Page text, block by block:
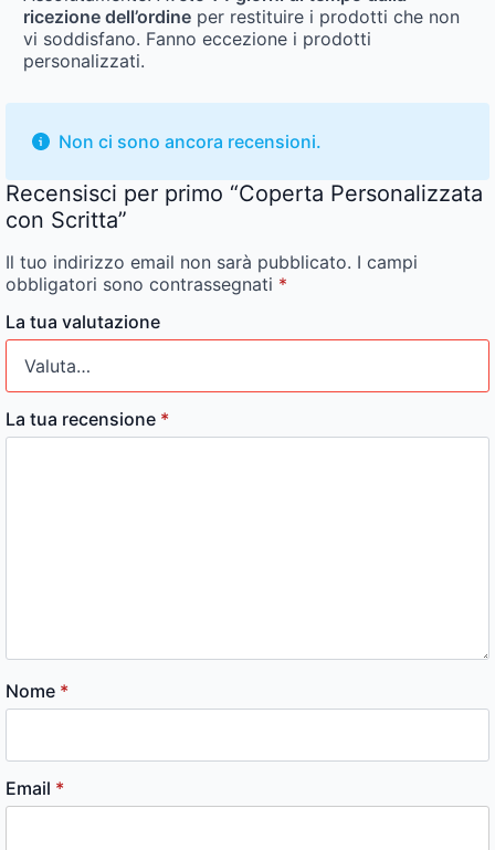
ricezione dell’ordine per restituire i prodotti che non
vi soddisfano. Fanno eccezione i prodotti
personalizzati.
Non ci sono ancora recensioni.
Recensisci per primo “Coperta Personalizzata
con Scritta”
Il tuo indirizzo email non sarà pubblicato. I campi
obbligatori sono contrassegnati *
La tua valutazione
La tua recensione *
Nome *
Email *